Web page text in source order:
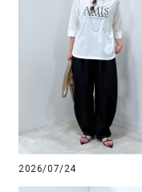
2026/07/24